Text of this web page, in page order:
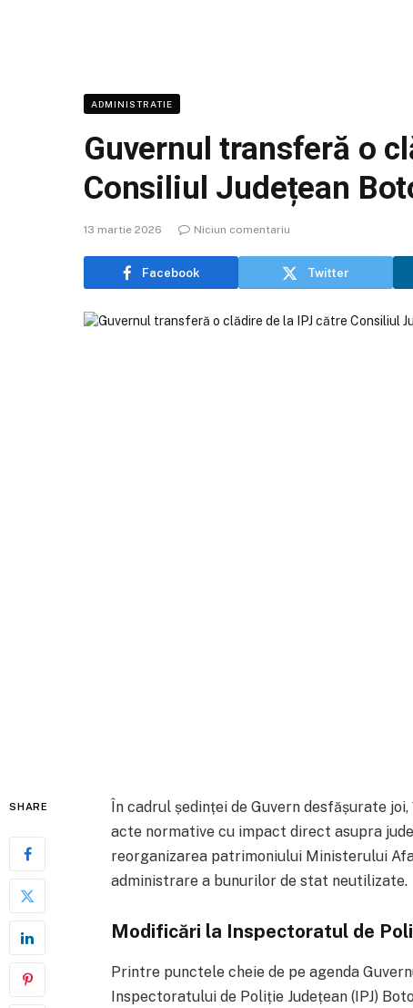
ADMINISTRATIE
Guvernul transferă o
Consiliul Județean
13 martie 2026 Niciun comentariu
Facebook Twitter
SHARE
În cadrul ședinței de Guvern desfășurate
acte normative cu impact direct asupra
reorganizarea patrimoniului Ministerului
administrare a bunurilor de stat neutilizate.
Modificări la Inspectoratul de
Printre punctele cheie de pe agenda
Inspectoratului de Poliție Județean (IPJ)